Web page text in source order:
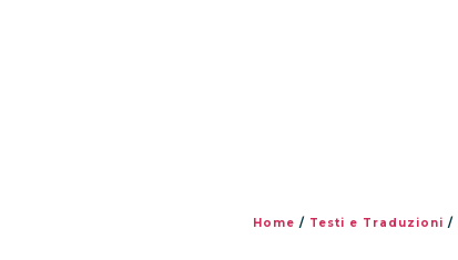
Home / Testi e Traduzioni /